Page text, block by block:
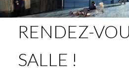
RENDEZ-
SALLE !